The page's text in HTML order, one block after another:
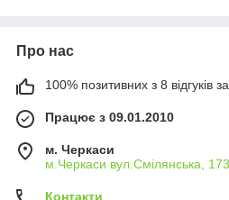
Про нас
100% позитивних з 8 відгуків за
Працює з 09.01.2010
м. Черкаси
м.Черкаси вул.Смілянська,
Контакти